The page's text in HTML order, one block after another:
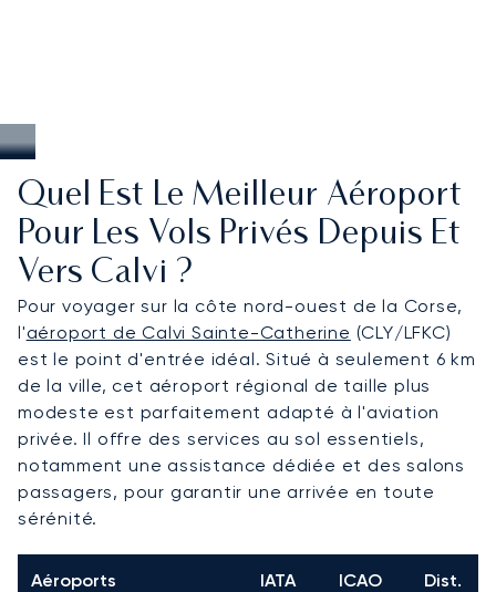
Quel Est Le Meilleur Aéroport
Pour Les Vols Privés Depuis Et
Vers Calvi ?
Pour voyager sur la côte nord-ouest de la Corse,
l'aéroport de Calvi Sainte-Catherine (CLY/LFKC)
est le point d'entrée idéal. Situé à seulement 6 km
de la ville, cet aéroport régional de taille plus
modeste est parfaitement adapté à l'aviation
privée. Il offre des services au sol essentiels,
notamment une assistance dédiée et des salons
passagers, pour garantir une arrivée en toute
sérénité.
Aéroports IATA ICAO Dist.